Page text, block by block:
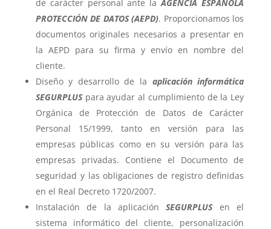
de carácter personal ante laAGENCIA ESPAÑOLA
PROTECCIÓN DE DATOS (AEPD). Proporcionamos los
documentos originales necesarios a presentar en
la AEPD para su firma y envío en nombre del
cliente.
Diseño y desarrollo de la aplicación informática
SEGURPLUSpara ayudar al cumplimiento de la Ley
Orgánica de Protección de Datos de Carácter
Personal 15/1999, tanto en versión para las
empresas públicas como en su versión para las
empresas privadas. Contiene el Documento de
seguridad y las obligaciones de registro definidas
en el Real Decreto 1720/2007.
Instalación de la aplicaciónSEGURPLUS
en el
sistema informático del cliente, personalización